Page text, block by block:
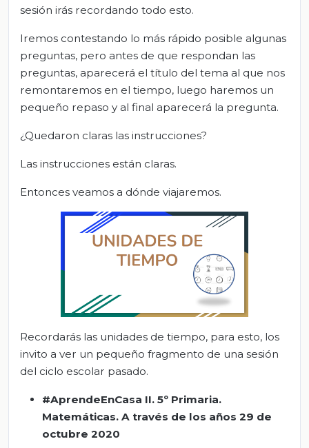
sesión irás recordando todo esto.
Iremos contestando lo más rápido posible algunas
preguntas, pero antes de que respondan las
preguntas, aparecerá el título del tema al que nos
remontaremos en el tiempo, luego haremos un
pequeño repaso y al final aparecerá la pregunta.
¿Quedaron claras las instrucciones?
Las instrucciones están claras.
Entonces veamos a dónde viajaremos.
Recordarás las unidades de tiempo, para esto, los
invito a ver un pequeño fragmento de una sesión
del ciclo escolar pasado.
#AprendeEnCasa II. 5º Primaria.
Matemáticas. A través de los años 29 de
octubre 2020